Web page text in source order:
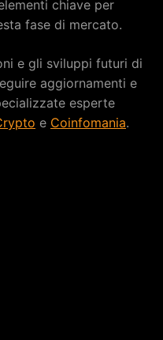
chiave per
fase di mercato.
e gli sviluppi futuri di
aggiornamenti e
esperte
e Coinfomania.